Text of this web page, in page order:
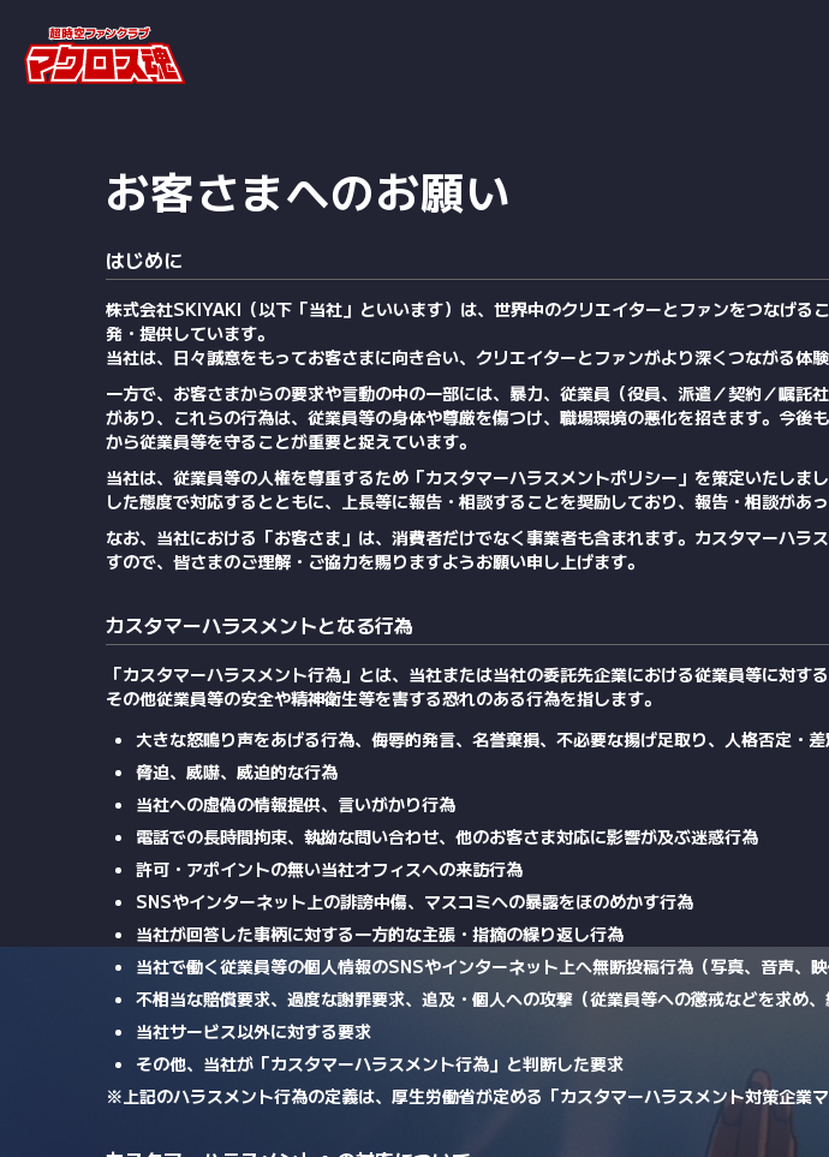
お客さまへのお願い
はじめに
株式会社SKIYAKI（以下「当社」といいます）は、世界中のクリエイターとファンをつなげ
発・提供しています。
当社は、日々誠意をもってお客さまに向き合い、クリエイターとファンがより深くつながる体験
一方で、お客さまからの要求や言動の中の一部には、暴力、従業員（役員、派遣／契約／嘱
があり、これらの行為は、従業員等の身体や尊厳を傷つけ、職場環境の悪化を招きます。今
から従業員等を守ることが重要と捉えています。
当社は、従業員等の人権を尊重するため「カスタマーハラスメントポリシー」を策定いたし
した態度で対応するとともに、上長等に報告・相談することを奨励しており、報告・相談があ
なお、当社における「お客さま」は、消費者だけでなく事業者も含まれます。カスタマーハ
すので、皆さまのご理解・ご協力を賜りますようお願い申し上げます。
カスタマーハラスメントとなる行為
「カスタマーハラスメント行為」とは、当社または当社の委託先企業における従業員等に対
その他従業員等の安全や精神衛生等を害する恐れのある行為を指します。
大きな怒鳴り声をあげる行為、侮辱的発言、名誉棄損、不必要な揚げ足取り、人格否定・
脅迫、威嚇、威迫的な行為
当社への虚偽の情報提供、言いがかり行為
電話での長時間拘束、執拗な問い合わせ、他のお客さま対応に影響が及ぶ迷惑行為
許可・アポイントの無い当社オフィスへの来訪行為
SNSやインターネット上の誹謗中傷、マスコミへの暴露をほのめかす行為
当社が回答した事柄に対する一方的な主張・指摘の繰り返し行為
当社で働く従業員等の個人情報のSNSやインターネット上へ無断投稿行為（写真、音声、映
不相当な賠償要求、過度な謝罪要求、追及・個人への攻撃（従業員等への懲戒などを求め
当社サービス以外に対する要求
その他、当社が「カスタマーハラスメント行為」と判断した要求
※上記のハラスメント行為の定義は、厚生労働省が定める「カスタマーハラスメント対策企業